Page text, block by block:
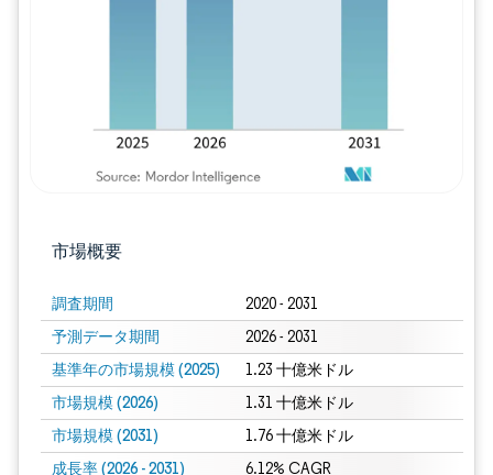
市場概要
調査期間 2020 - 2031
予測データ期間 2026 - 2031
基準年の市場規模 (2025) 1.23 十億米ドル
市場規模 (2026) 1.31 十億米ドル
市場規模 (2031) 1.76 十億米ドル
成長率 (2026 - 2031) 6.12% CAGR